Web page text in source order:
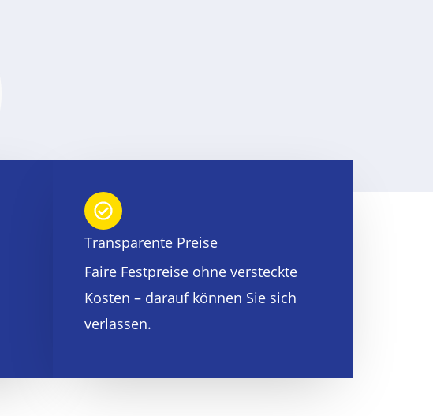
Transparente Preise
Faire Festpreise ohne versteckte
Kosten – darauf können Sie sich
verlassen.